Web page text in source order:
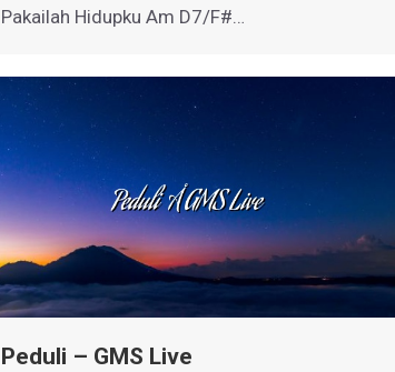
Pakailah Hidupku Am D7/F#…
Peduli – GMS Live